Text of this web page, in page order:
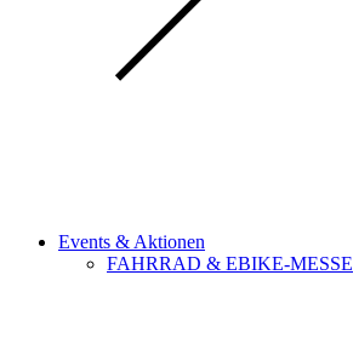
Events & Aktionen
FAHRRAD & EBIKE-MESSE